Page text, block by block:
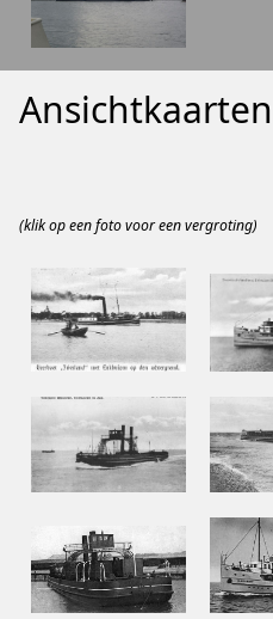
Ansichtkaarten
(klik op een foto voor een vergroting)